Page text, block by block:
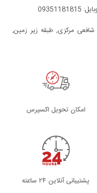
شافعی مرکزی, طبقه زیر زمین,
اﻣﮑﺎن ﺗﺤﻮﯾﻞ اﮐﺴﭙﺮس
پشتیبانی آنلاین ۲۴ ساعته